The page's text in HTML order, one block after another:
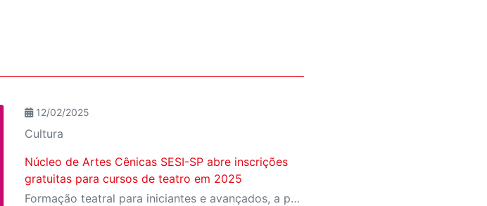
12/02/2025
Cultura
Núcleo de Artes Cênicas SESI-SP abre inscrições
gratuitas para cursos de teatro em 2025
Formação teatral para iniciantes e avançados, a partir de 8 anos, em diversas unidades do estado de São Paulo.